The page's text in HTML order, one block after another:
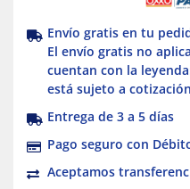
Envío gratis en tu
El envío gratis no
cuentan con la
está sujeto a
Entrega de 3 a 5 días
Pago seguro con
Aceptamos